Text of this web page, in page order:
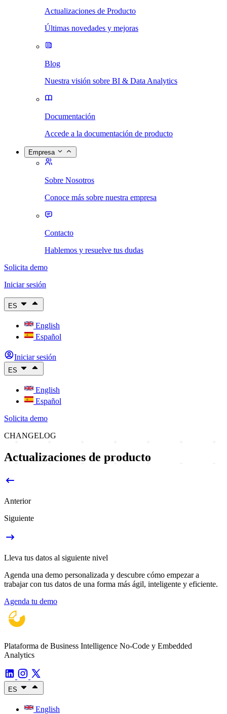
Actualizaciones de Producto
Últimas novedades y mejoras
Blog
Nuestra visión sobre BI & Data Analytics
Documentación
Accede a la documentación de producto
Empresa
Sobre Nosotros
Conoce más sobre nuestra empresa
Contacto
Hablemos y resuelve tus dudas
Solicita demo
Iniciar sesión
ES
English
Español
Iniciar sesión
ES
English
Español
Solicita demo
CHANGELOG
Actualizaciones de producto
Anterior
Siguiente
Lleva tus datos al siguiente nivel
Agenda una demo personalizada y descubre cómo empezar a
trabajar con tus datos de una forma más ágil, inteligente y eficiente.
Agenda tu demo
Plataforma de Business Intelligence No-Code y Embedded
Analytics
ES
English